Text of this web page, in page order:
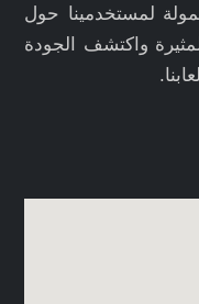
لمستخدمينا حول
واكتشف الجودة